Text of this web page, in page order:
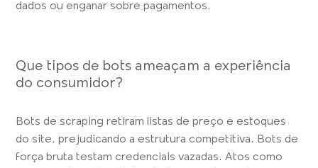
dados ou enganar sobre pagamentos.
Que tipos de bots ameaçam a experiência
do consumidor?
Bots de scraping retiram listas de preço e estoques
do site, prejudicando a estrutura competitiva. Bots de
força bruta testam credenciais vazadas. Atos como